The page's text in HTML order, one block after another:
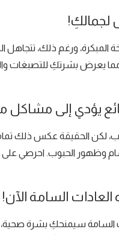
لجمالكِ!
الشيخوخة المبكرة، ورغم
يؤدي إلى مشاكل
لكن الحقيقة عكس ذلك
وظهور الحبوب. احرصي
السامة الآن!
السامة سيمنحكِ بشرة